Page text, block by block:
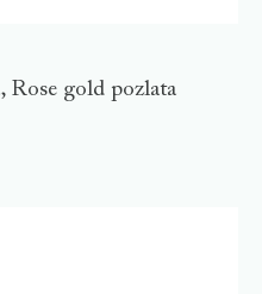
Rose gold pozlata